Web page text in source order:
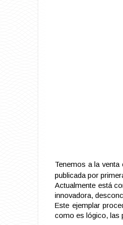
Tenemos a la venta
publicada por
Actualmente está
innovadora,
Este ejemplar
como es lógico, las